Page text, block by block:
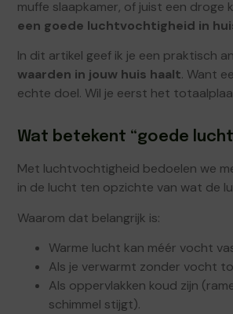
muffe slaapkamer, of juist een droge
een goede luchtvochtigheid in
In dit artikel geef ik je een praktisch
waarden in jouw huis haalt. Want
echte doel. Wil je eerst het
Wat betekent “goede
Met luchtvochtigheid bedoelen we
in de lucht ten opzichte van wat de
Waarom dat belangrijk is:
Warme lucht kan méér vocht
Als je verwarmt zonder vocht
Als oppervlakken koud zijn
schimmel stijgt).